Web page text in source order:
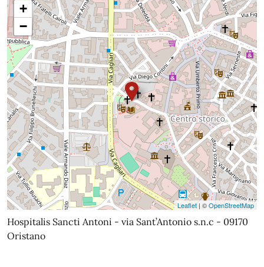
+
−
Leaflet | ©OpenStreetMap
Hospitalis Sancti Antoni - via Sant’Antonio s.n.c - 09170
Oristano